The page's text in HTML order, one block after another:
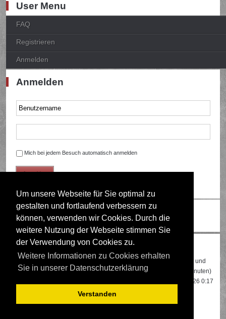
Um unsere Webseite für Sie optimal zu
gestalten und fortlaufend verbessern zu
können, verwenden wir Cookies. Durch die
weitere Nutzung der Webseite stimmen Sie
der Verwendung von Cookies zu.
Weitere Informationen zu Cookies erhalten
Sie in unserer Datenschutzerklärung
Verstanden
User Menu
FAQ
Registrieren
Anmelden
Anmelden
Mich bei jedem Besuch automatisch anmelden
Ändere Schriftgröße
Wer ist online?
Insgesamt sind507Besucher online: 2 registrierte, 0 unsichtbare und
505 Gäste (basierend auf den aktiven Besuchern der letzten 5 Minuten)
Besuchern, die am 13.04.2026 0:17
gleichzeitig online waren.